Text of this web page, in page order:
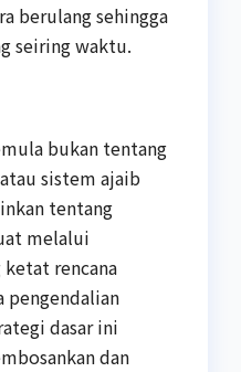
berulang sehingga
seiring waktu.
bukan tentang
sistem ajaib
tentang
melalui
rencana
pengendalian
dasar ini
dan